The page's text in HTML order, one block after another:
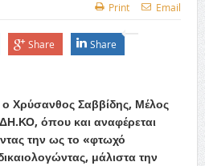
Print Email
Share Share
Χρύσανθος Σαββίδης, Μέλος
όπου και αναφέρεται
την ως το «φτωχό
μάλιστα την